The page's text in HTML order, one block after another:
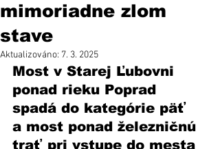
mimoriadne zlom
stave
Aktualizováno: 7. 3. 2025
Most v Starej Ľubovni
ponad rieku Poprad
spadá do kategórie päť
a most ponad železničnú
trať pri vstupe do mesta